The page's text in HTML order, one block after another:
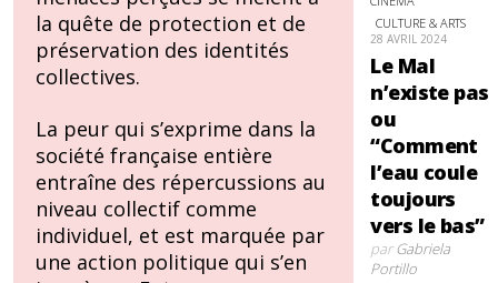
la quête de protection et de
préservation des identités
collectives.
La peur qui s’exprime dans la
société française entière
entraîne des répercussions au
niveau collectif comme
individuel, et est marquée par
une action politique qui s’en
CULTURE & ARTS
28 AVRIL 2024
Le Mal
n’existe pas
ou
“Comment
l’eau coule
toujours
vers le bas”
parGabriela
Portillo